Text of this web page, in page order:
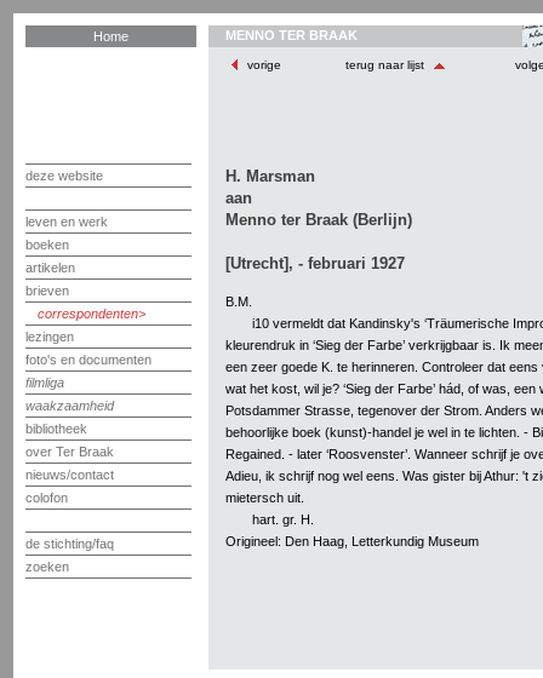
Home
deze website
leven en werk
boeken
artikelen
brieven
correspondenten
lezingen
foto's en documenten
filmliga
waakzaamheid
bibliotheek
over Ter Braak
nieuws/contact
colofon
de stichting/faq
zoeken
MENNO TER BRAAK
vorige terug naar lijst
H. Marsman
aan
Menno ter Braak (Berlijn)
[Utrecht], - februari 1927
B.M.
i10 vermeldt dat Kandinsky's ‘Träumerische
kleurendruk in ‘Sieg der Farbe’ verkrijgbaar is. Ik
een zeer goede K. te herinneren. Controleer dat
wat het kost, wil je? ‘Sieg der Farbe’ hád, of was, een
Potsdammer Strasse, tegenover der Strom. Anders
behoorlijke boek (kunst)-handel je wel in te lichten. -
Regained. - later ‘Roosvenster’. Wanneer schrijf je
Adieu, ik schrijf nog wel eens. Was gister bij Athur: 't
mietersch uit.
hart. gr. H.
Origineel: Den Haag, Letterkundig Museum